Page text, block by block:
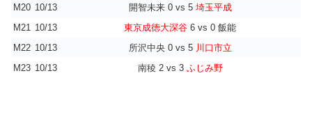
M20 10/13 開智未来 0 vs 5 埼玉平成
M21 10/13 東京成徳大深谷 6 vs 0 飯能
M22 10/13 所沢中央 0 vs 5 川口市立
M23 10/13 南稜 2 vs 3 ふじみ野